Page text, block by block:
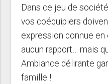
Dans ce jeu de
vos coéquipiers
expression connue
aucun rapport… mais
Ambiance délirante
famille !